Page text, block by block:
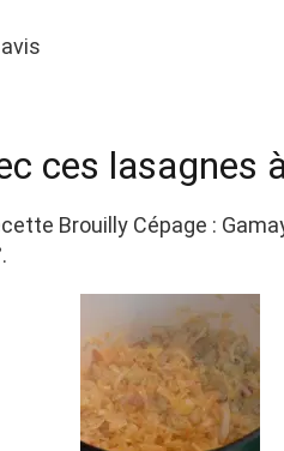
ces lasagnes
Brouilly Cépage :